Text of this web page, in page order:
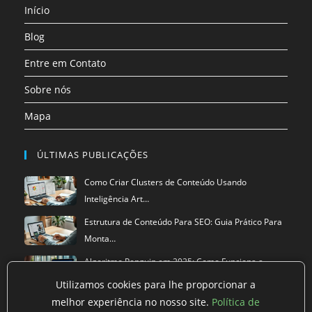
nova
aba
aba
aba
aba
aba
aba
Início
Blog
Entre em Contato
Sobre nós
Mapa
ÚLTIMAS PUBLICAÇÕES
Como Criar Clusters de Conteúdo Usando
Inteligência Art…
Estrutura de Conteúdo Para SEO: Guia Prático Para
Monta…
Algoritmo Penguin em 2025: Como Funciona a
Versão Atual…
Utilizamos cookies para lhe proporcionar a
melhor experiência no nosso site. Política de